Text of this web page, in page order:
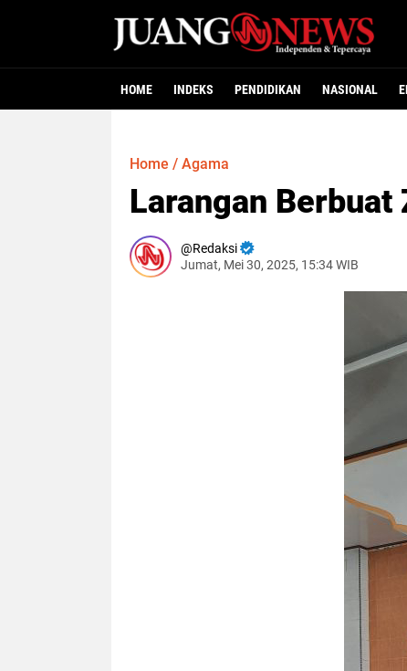
HOME INDEKS PENDIDIKAN NASIONAL
Home / Agama
Larangan
Redaksi
Jumat, Mei 30, 2025, 15:34 WIB